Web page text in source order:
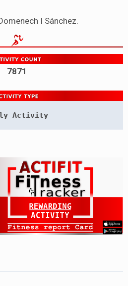
I Sánchez.
7871
Activity